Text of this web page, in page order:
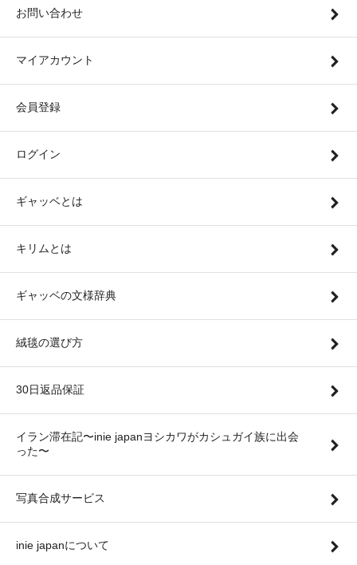
お問い合わせ
マイアカウント
会員登録
ログイン
ギャッベとは
キリムとは
ギャッベの文様辞典
絨毯の選び方
30日返品保証
イラン滞在記〜inie japanヨシカワがカシュガイ族に出会
った〜
写真合成サービス
inie japanについて